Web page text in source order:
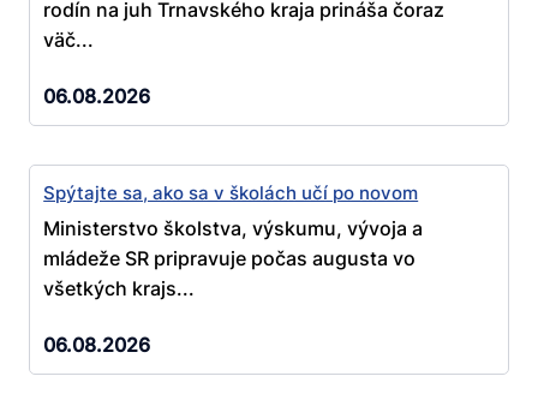
rodín na juh Trnavského kraja prináša čoraz
väč...
06.08.2026
Spýtajte sa, ako sa v školách učí po novom
Ministerstvo školstva, výskumu, vývoja a
mládeže SR pripravuje počas augusta vo
všetkých krajs...
06.08.2026